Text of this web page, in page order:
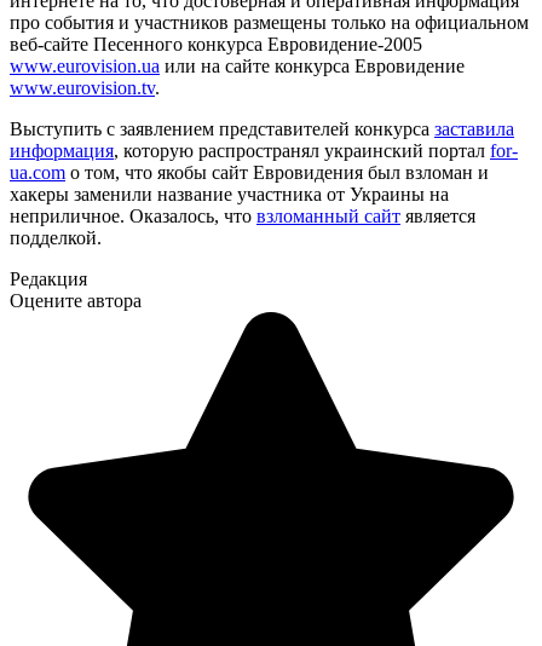
про события и участников размещены только на официальном
веб-сайте Песенного конкурса Евровидение-2005
www.eurovision.ua или на сайте конкурса Евровидение
www.eurovision.tv.
Выступить с заявлением представителей конкурса заставила
информация, которую распространял украинский портал for-
ua.com о том, что якобы сайт Евровидения был взломан и
хакеры заменили название участника от Украины на
неприличное. Оказалось, что взломанный сайт является
подделкой.
Редакция
Оцените автора